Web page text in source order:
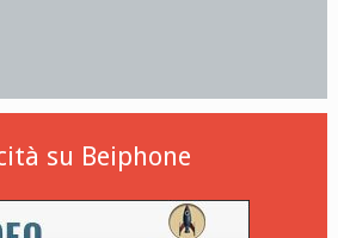
su Beiphone